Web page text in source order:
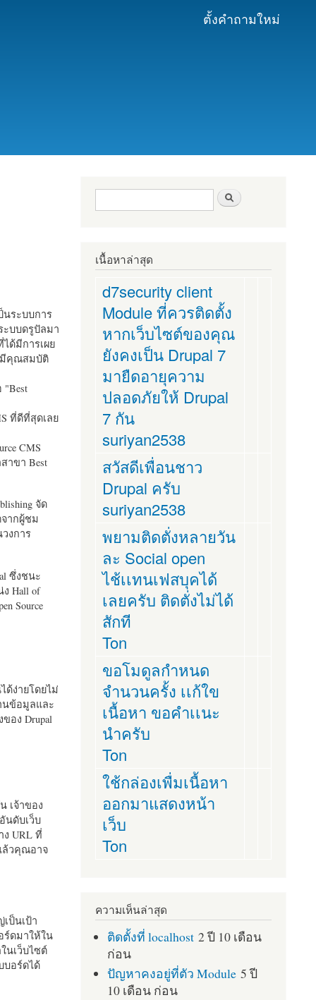
ตั้งคำถามใหม่
นระบบการ
ะบบดรูปัลมา
ด้มีการเผย
มีคุณสมบัติ
"Best
ที่ดีที่สุดเลย
CMS
าขา Best
จัด
ากผู้ชม
งการ
ซึ่งชนะ
Hall of
Source
ด้ง่ายโดยไม่
นข้อมูลและ
อง Drupal
เจ้าของ
นดับเว็บ
URL ที่
ล้วคุณอาจ
ป็นเป้า
ร์ดมาให้ใน
นเว็บไซต์
บอร์ดได้
ฟอร์มค้นหา
เนื้อหาล่าสุด
d7security client
Module ที่ควรติดตั้ง
หากเว็บไซต์ของคุณ
ยังคงเป็น Drupal 7
มายืดอายุความ
ปลอดภัยให้ Drupal
7 กัน
suriyan2538
สวัสดีเพื่อนชาว
Drupal ครับ
suriyan2538
พยามติดตั่งหลายวัน
ละ Social open
ไช้เเทนเฟสบุคได้
เลยครับ ติดตั่งไม่ได้
สักที
Ton
ขอโมดูลกำหนด
จำนวนครั้ง เเก้ใข
เนื้อหา ขอคำเเนะ
นำครับ
Ton
ใช้กล่องเพื่มเนื้อหา
ออกมาแสดงหน้า
เว็บ
Ton
ความเห็นล่าสุด
ติดตั้งที่ localhost 2 ปี 10 เดือน
ก่อน
ปัญหาคงอยู่ที่ตัว Module 5 ปี
10 เดือน ก่อน